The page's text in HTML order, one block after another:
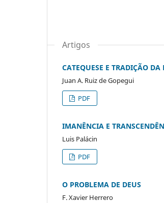
Artigos
CATEQUESE E TRADIÇÃO DA
Juan A. Ruiz de Gopegui
PDF
IMANÊNCIA E
Luis Palácin
PDF
O PROBLEMA DE DEUS
F. Xavier Herrero